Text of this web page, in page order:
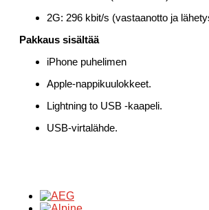
2G: 296 kbit/s (vastaanotto ja
Pakkaus sisältää
iPhone puhelimen
Apple-nappikuulokkeet.
Lightning to USB -kaapeli.
USB-virtalähde.